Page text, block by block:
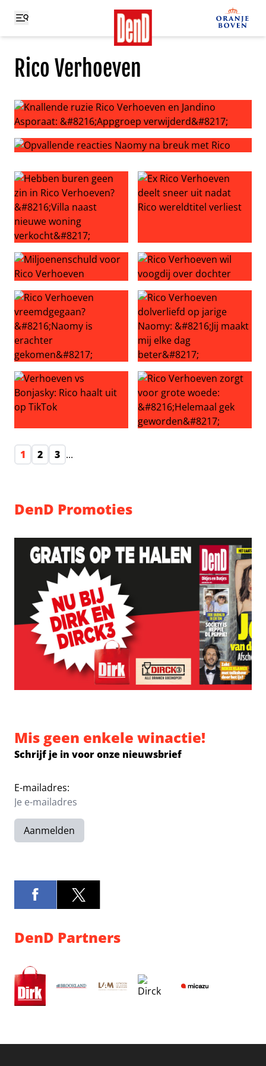
Rico Verhoeven
Knallende ruzie Rico Verhoeven en Jandino Asporaat:
Hebben buren geen zin in Rico Verhoeven? ‘Villa naast
Ex Rico Verhoeven deelt
Miljoenenschuld voor Rico VerhoevenRico Verhoeven wil voogdij
Rico Verhoeven vreemdgegaan? ‘Naomy is erachter
Rico Verhoeven dolverliefd
1
2 3 ...
DenD Promoties
Mis geen enkele winactie!
Schrijf je in voor onze nieuwsbrief
E-mailadres:
Aanmelden
DenD Partners